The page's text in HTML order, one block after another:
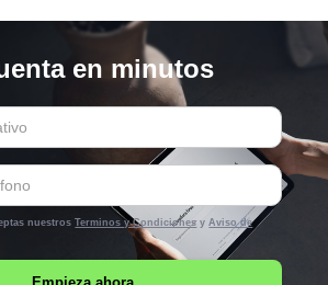
en minutos
nuestrosTerminos y CondicionesyAviso de